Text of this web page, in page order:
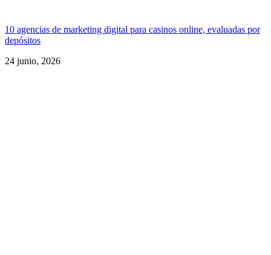
10 agencias de marketing digital para casinos online, evaluadas por
depósitos
24 junio, 2026